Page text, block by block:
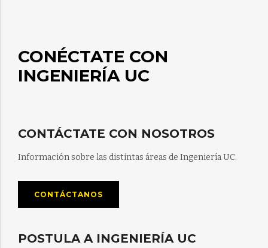
CONÉCTATE CON
INGENIERÍA UC
CONTÁCTATE CON NOSOTROS
Información sobre las distintas áreas de Ingeniería UC.
CONTÁCTANOS
POSTULA A INGENIERÍA UC